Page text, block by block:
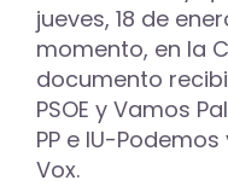
jueves, 18 de
momento, en la
documento
PSOE y Vamos
PP e IU-
Vox.